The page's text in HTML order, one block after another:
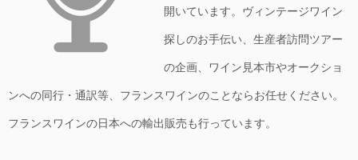
開いています。ヴィンテージワイン
探しのお手伝い、生産者訪問ツアー
の企画、ワイン見本市やオークショ
ンへの同行・通訳等、フランスワインのことならお任せください。
フランスワインの日本への輸出販売も行っています。